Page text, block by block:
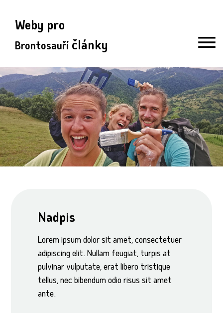
Weby pro
Brontosauří články
Nadpis
Lorem ipsum dolor sit amet, consectetuer
adipiscing elit. Nullam feugiat, turpis at
pulvinar vulputate, erat libero tristique
tellus, nec bibendum odio risus sit amet
ante.